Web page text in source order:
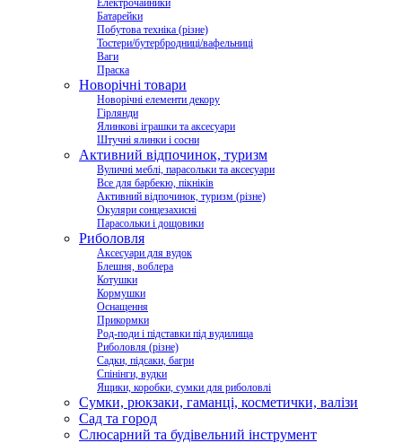
Електрочайники
Батарейки
Побутова техніка (різне)
Тостери/бутербродниці/вафельниці
Ваги
Праска
Новорічні товари
Новорічні елементи декору
Гірлянди
Ялинкові іграшки та аксесуари
Штучні ялинки і сосни
Активний відпочинок, туризм
Вуличні меблі, парасольки та аксесуари
Все для барбекю, пікніків
Активний відпочинок, туризм (різне)
Окуляри сонцезахисні
Парасольки і дощовики
Риболовля
Аксесуари для вудок
Блешня, воблера
Котушки
Кормушки
Оснащення
Прикормки
Род-поди і підставки під вудилища
Риболовля (різне)
Садки, підсаки, багри
Спінінги, вудки
Ящики, коробки, сумки для риболовлі
Сумки, рюкзаки, гаманці, косметички, валізи
Сад та город
Слюсарний та будівельний інструмент